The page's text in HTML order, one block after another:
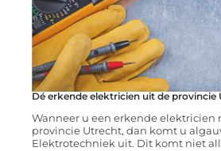
Dé erkende elektricien uit de provincie
Wanneer u een erkende elektricien
provincie Utrecht, dan komt u
Elektrotechniek uit. Dit komt niet